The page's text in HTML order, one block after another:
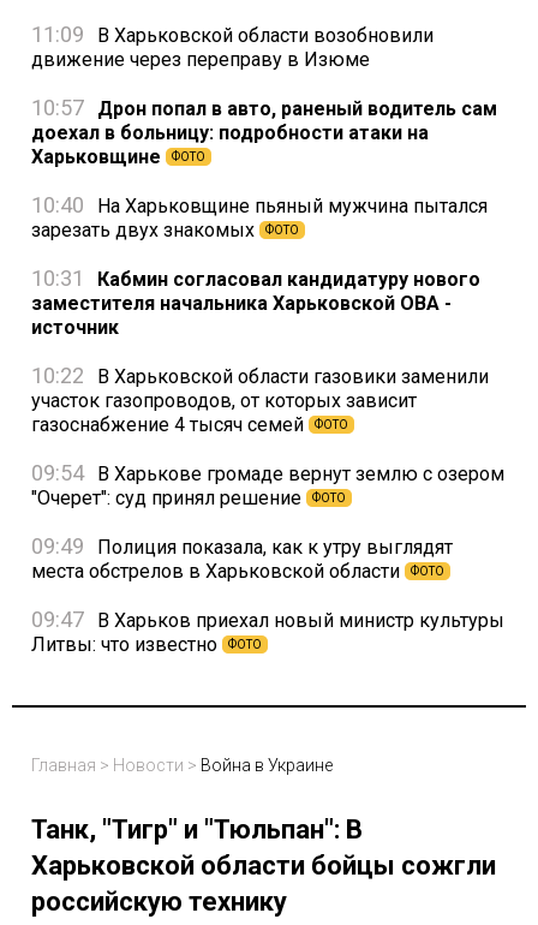
11:09
В Харьковской области возобновили
движение через переправу в Изюме
10:57
Дрон попал в авто, раненый водитель сам
доехал в больницу: подробности атаки на
Харьковщине
ФОТО
10:40
На Харьковщине пьяный мужчина пытался
зарезать двух знакомых
ФОТО
10:31
Кабмин согласовал кандидатуру нового
заместителя начальника Харьковской ОВА -
источник
10:22
В Харьковской области газовики заменили
участок газопроводов, от которых зависит
газоснабжение 4 тысяч семей
ФОТО
09:54
В Харькове громаде вернут землю с озером
"Очерет": суд принял решение
ФОТО
09:49
Полиция показала, как к утру выглядят
места обстрелов в Харьковской области
ФОТО
09:47
В Харьков приехал новый министр культуры
Литвы: что известно
ФОТО
Главная > Новости > Война в Украине
Танк, "Тигр" и "Тюльпан": В
Харьковской области бойцы сожгли
российскую технику